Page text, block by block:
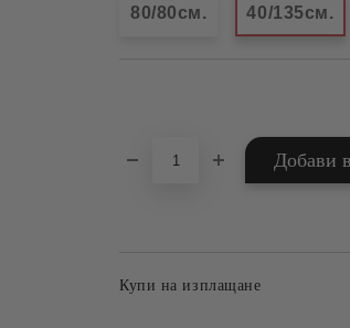
80/80см. 40/135см.
Купи на изплащане